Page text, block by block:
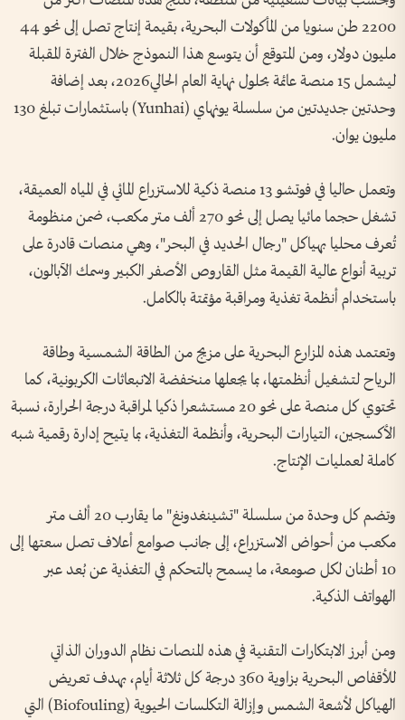
2200 طن سنويا من المأكولات البحرية، بقيمة إنتاج تصل إلى نحو 44
مليون دولار، ومن المتوقع أن يتوسع هذا النموذج خلال الفترة المقبلة
ليشمل 15 منصة عائمة بحلول نهاية العام الحالي2026، بعد إضافة
وحدتين جديدتين من سلسلة يونهاي (Yunhai) باستثمارات تبلغ 130
مليون يوان.
وتعمل حاليا في فوتشو 13 منصة ذكية للاستزراع المائي في المياه العميقة،
تشغل حجما مائيا يصل إلى نحو 270 ألف متر مكعب، ضمن منظومة
تُعرف محليا بهياكل "رجال الحديد في البحر"، وهي منصات قادرة على
تربية أنواع عالية القيمة مثل القاروص الأصفر الكبير وسمك الآبالون،
باستخدام أنظمة تغذية ومراقبة مؤتمتة بالكامل.
وتعتمد هذه المزارع البحرية على مزيج من الطاقة الشمسية وطاقة
الرياح لتشغيل أنظمتها، بما يجعلها منخفضة الانبعاثات الكربونية، كما
تحتوي كل منصة على نحو 20 مستشعرا ذكيا لمراقبة درجة الحرارة، نسبة
الأكسجين، التيارات البحرية، وأنظمة التغذية، بما يتيح إدارة رقمية شبه
كاملة لعمليات الإنتاج.
وتضم كل وحدة من سلسلة "تشينغدونغ" ما يقارب 20 ألف متر
مكعب من أحواض الاستزراع، إلى جانب صوامع أعلاف تصل سعتها إلى
10 أطنان لكل صومعة، ما يسمح بالتحكم في التغذية عن بُعد عبر
الهواتف الذكية.
ومن أبرز الابتكارات التقنية في هذه المنصات نظام الدوران الذاتي
للأقفاص البحرية بزاوية 360 درجة كل ثلاثة أيام، بهدف تعريض
الهياكل لأشعة الشمس وإزالة التكلسات الحيوية (Biofouling) التي